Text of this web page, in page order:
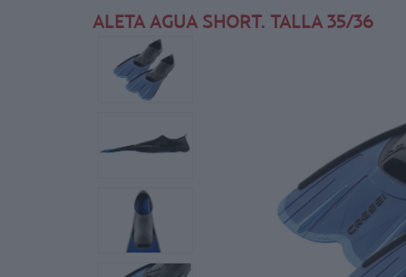
ALETA AGUA SHORT. TALLA 35/36